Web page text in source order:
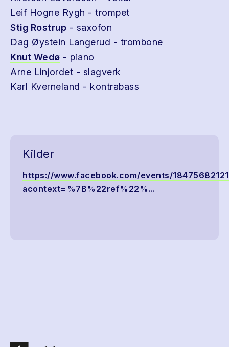
Leif Hogne Rygh - trompet
Stig Rostrup - saxofon
Dag Øystein Langerud - trombone
Knut Wedø - piano
Arne Linjordet - slagverk
Karl Kverneland - kontrabass
Kilder
https://www.facebook.com/events/
acontext=%7B%22ref%22%...